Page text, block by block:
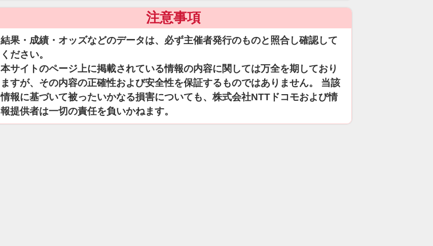
注意事項
結果・成績・オッズなどのデータは、必ず主催者発行のものと照合し確認して
ください。
本サイトのページ上に掲載されている情報の内容に関しては万全を期しており
ますが、その内容の正確性および安全性を保証するものではありません。 当該
情報に基づいて被ったいかなる損害についても、株式会社NTTドコモおよび情
報提供者は一切の責任を負いかねます。